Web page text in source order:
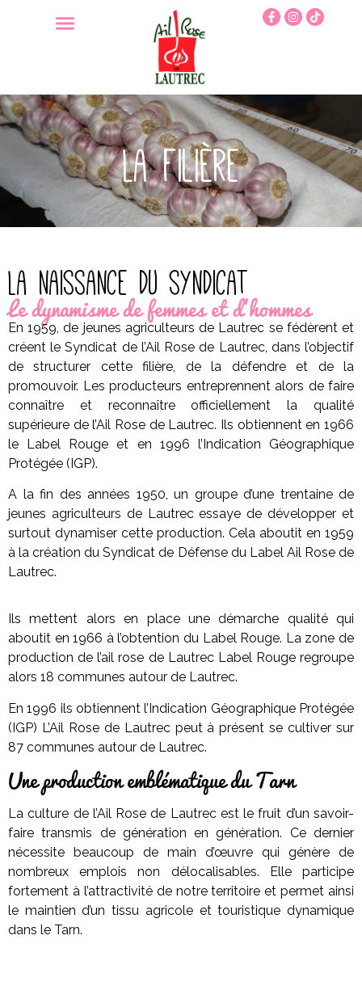
La filière
La naissance du syndicat
Le dynamisme de femmes et d'hommes
En 1959, de jeunes agriculteurs de Lautrec se fédèrent et
créent le Syndicat de l’Ail Rose de Lautrec, dans l’objectif
de structurer cette filière, de la défendre et de la
promouvoir. Les producteurs entreprennent alors de faire
connaître et reconnaître officiellement la qualité
supérieure de l’Ail Rose de Lautrec. Ils obtiennent en 1966
le Label Rouge et en 1996 l’Indication Géographique
Protégée (IGP).
A la fin des années 1950, un groupe d’une trentaine de
jeunes agriculteurs de Lautrec essaye de développer et
surtout dynamiser cette production. Cela aboutit en 1959
à la création du Syndicat de Défense du Label Ail Rose de
Lautrec.
Ils mettent alors en place une démarche qualité qui
aboutit en 1966 à l’obtention du Label Rouge. La zone de
production de l’ail rose de Lautrec Label Rouge regroupe
alors 18 communes autour de Lautrec.
En 1996 ils obtiennent l’Indication Géographique Protégée
(IGP) L’Ail Rose de Lautrec peut à présent se cultiver sur
87 communes autour de Lautrec.
Une production emblématique du Tarn
La culture de l’Ail Rose de Lautrec est le fruit d’un savoir-
faire transmis de génération en génération. Ce dernier
nécessite beaucoup de main d’œuvre qui génère de
nombreux emplois non délocalisables. Elle participe
fortement à l’attractivité de notre territoire et permet ainsi
le maintien d’un tissu agricole et touristique dynamique
dans le Tarn.